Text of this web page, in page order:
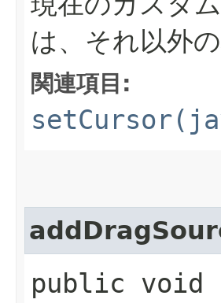
は、それ以外
関連項目:
public void